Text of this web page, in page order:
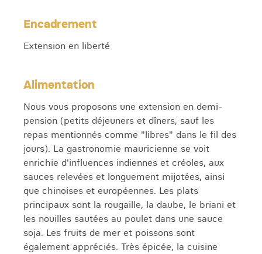
Encadrement
Extension en liberté
Alimentation
Nous vous proposons une extension en demi-
pension (petits déjeuners et dîners, sauf les
repas mentionnés comme "libres" dans le fil des
jours). La gastronomie mauricienne se voit
enrichie d'influences indiennes et créoles, aux
sauces relevées et longuement mijotées, ainsi
que chinoises et européennes. Les plats
principaux sont la rougaille, la daube, le briani et
les nouilles sautées au poulet dans une sauce
soja. Les fruits de mer et poissons sont
également appréciés. Très épicée, la cuisine